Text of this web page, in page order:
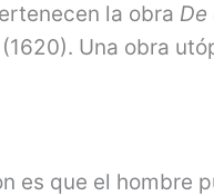
la obra
(1620). Una obra
es que el hombre